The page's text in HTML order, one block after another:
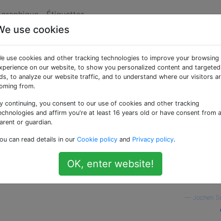
Étiquettes
de clip QGIS à
actuelle
de couper simplement une couche vectorielle dans
actuelle.
d'un autre calque vectoriel «clipper» en entrée et
calque vectoriel limité à l'étendue actuelle, mais ne coupe
difficile d'écrire un plugin pour l'accomplir - et je le
simple que j'aurais pu manquer de le faire.
Jochen
use cookies
use cookies and other tracking technologies to improve your browsing
on our website, to show you personalized content and targeted
to analyze our website traffic, and to understand where our visitors
from.
continuing, you consent to our use of cookies and other tracking
and affirm you're at least 16 years old or have consent from a
or guardian.
can read details in our Cookie policy and Privacy policy.
OK, enter website!